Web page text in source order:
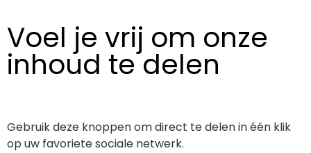
Voel je vrij om onze
inhoud te delen
Gebruik deze knoppen om direct te delen in één klik
op uw favoriete sociale netwerk.